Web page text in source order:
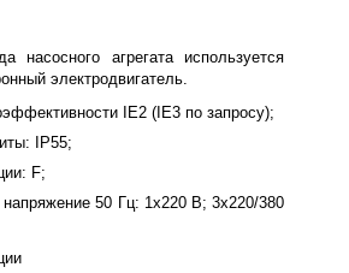
насосного агрегата используется
электродвигатель.
IE2 (IE3 по запросу);
IP55;
F;
напряжение 50 Гц: 1х220 В; 3x220/380